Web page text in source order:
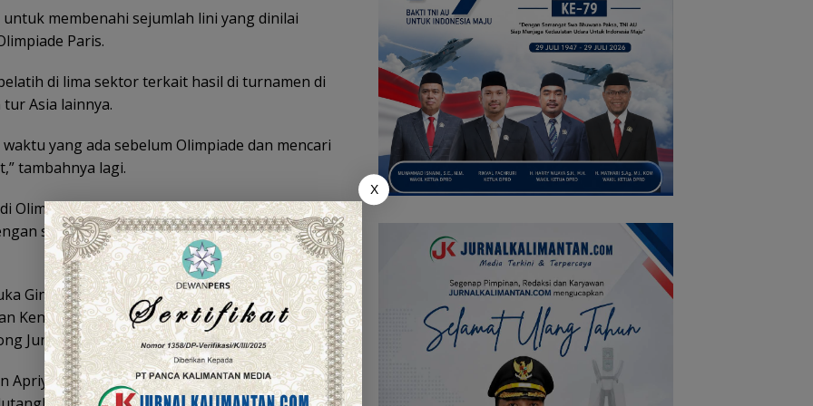
membenahi sejumlah lini yang dinilai
Paris.
di lima sektor terkait hasil di turnamen di
Asia lainnya.
yang ada sebelum Olimpiade dan mencari
tambahnya lagi.
Olimpiade Atlanda 1996 bersama Rexy Mainaky
sisa waktu yang ada, para pemain dapat
Ginting dan Jonatan Christie terhenti di babak
Kenta Nishimoto dalam tiga set, sementara Jojo
Jun Hao, juga dalam tiga set.
Rahayu dan Siti Fadia Silva Ramadhanti,
X